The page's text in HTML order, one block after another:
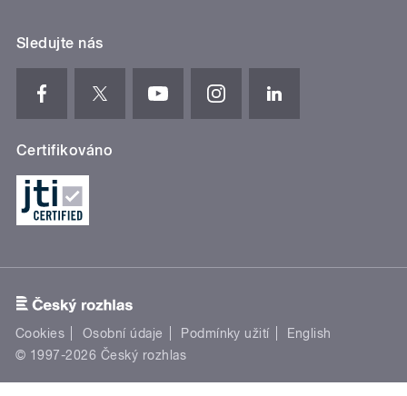
Sledujte nás
Certifikováno
Cookies Osobní údaje Podmínky užití
English
© 1997-2026 Český rozhlas